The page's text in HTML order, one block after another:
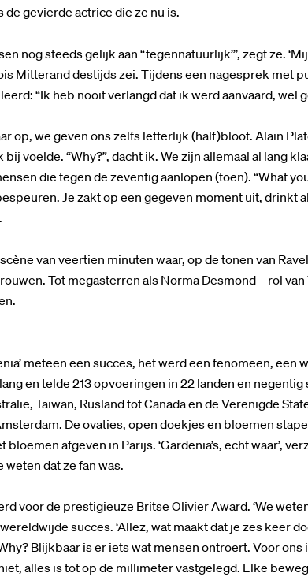
gevierde actrice die ze nu is.
nog steeds gelijk aan “tegennatuurlijk’’’, zegt ze.
Mitterand destijds zei. Tijdens een nagesprek met
“Ik heb nooit verlangd dat ik werd aanvaard, wel
op, we geven ons zelfs letterlijk (half)bloot. Alain
voelde. “Why?”, dacht ik. We zijn allemaal al lang
die tegen de zeventig aanlopen (toen). “What
Je zakt op een gegeven moment uit, drinkt
van veertien minuten waar, op de tonen van
Tot megasterren als Norma Desmond – rol van
meteen een succes, het werd een fenomeen, een
en telde 213 opvoeringen in 22 landen en negentig
Taiwan, Rusland tot Canada en de Verenigde
De ovaties, open doekjes en bloemen
afgeven in Parijs. ‘Gardenia’s, echt waar’,
dat ze fan was.
voor de prestigieuze Britse Olivier Award. ‘We
succes. ‘Allez, wat maakt dat je zes keer
Blijkbaar is er iets wat mensen ontroert. Voor ons
alles is tot op de millimeter vastgelegd. Elke